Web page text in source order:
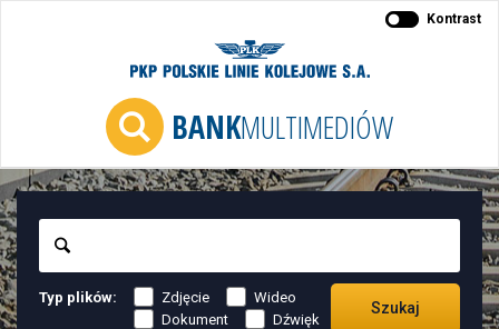
BANKMULTIMEDIÓW
Kontrast
Typ plików: Zdjęcie
Wideo
Dokument
Dźwięk
Szukaj